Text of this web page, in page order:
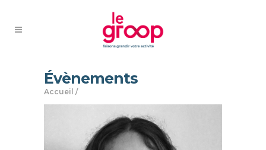
Évènements
Accueil /